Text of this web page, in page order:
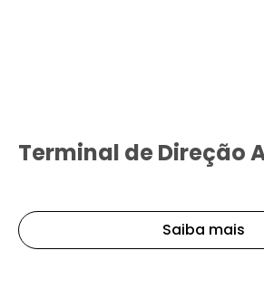
Terminal de Direção
Saiba mais